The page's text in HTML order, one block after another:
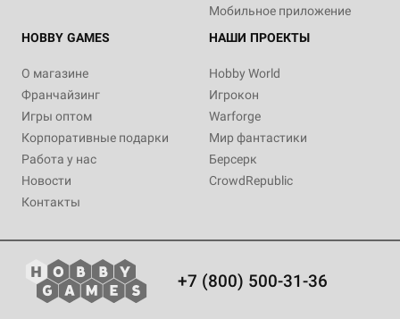
Мобильное приложение
HOBBY GAMES
О магазине
Франчайзинг
Игры оптом
Корпоративные подарки
Работа у нас
Новости
Контакты
НАШИ ПРОЕКТЫ
Hobby World
Игрокон
Warforge
Мир фантастики
Берсерк
CrowdRepublic
+7 (800) 500-31-36